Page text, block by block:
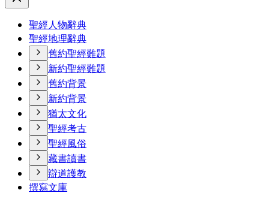
聖經人物辭典
聖經地理辭典
舊約聖經難題
新約聖經難題
舊約背景
新約背景
猶太文化
聖經考古
聖經風俗
藏書讀書
辯道護教
撰寫文庫